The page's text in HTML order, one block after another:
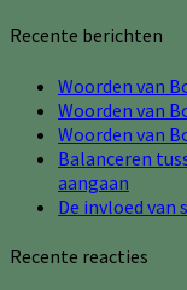
Recente berichten
Woorden van
Woorden van
Woorden van
Balanceren
aangaan
De invloed van
Recente reacties